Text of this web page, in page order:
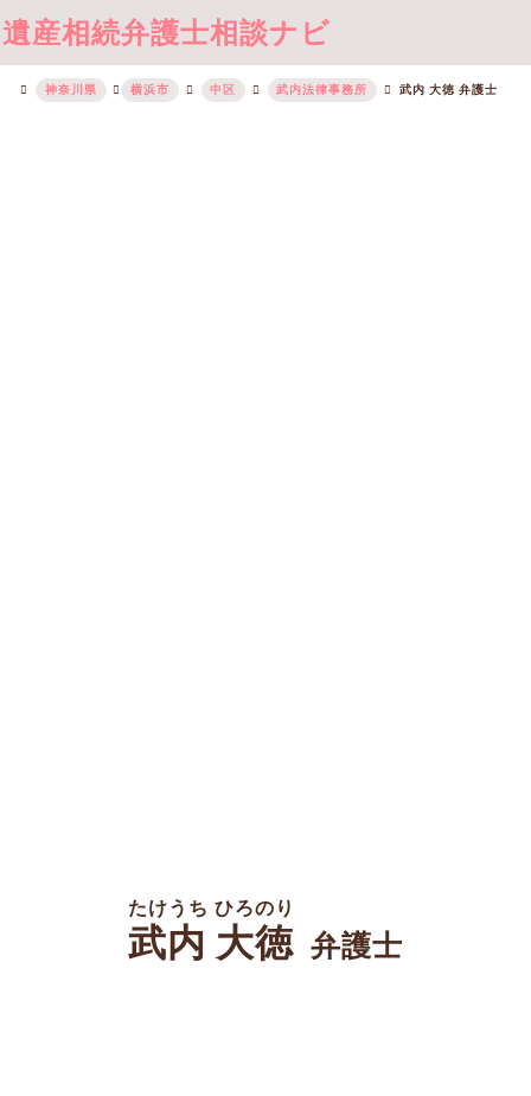
遺産相続弁護士相談ナビ
神奈川県 横浜市 中区 武内法律事務所 武内 大徳 弁護士
武内 大徳
たけうち ひろのり
弁護士